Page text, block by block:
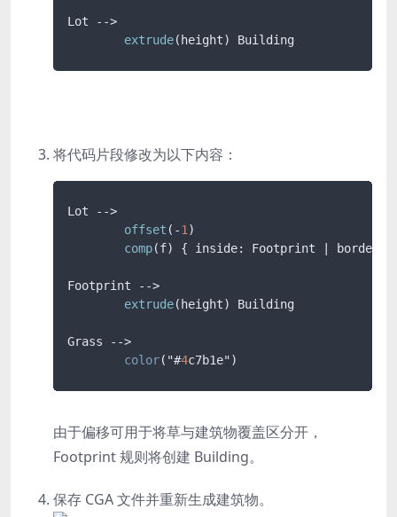
Lot -->
extrude(height) Building
将代码片段修改为以下内容：
Lot -->
offset (-1 )
comp(f) { inside: Footprint | border=
Footprint -->
extrude(height) Building
Grass -->
color("#4c7b1e")
由于偏移可用于将草与建筑物覆盖区分开，
Footprint规则将创建 Building。
保存 CGA 文件并重新生成建筑物。